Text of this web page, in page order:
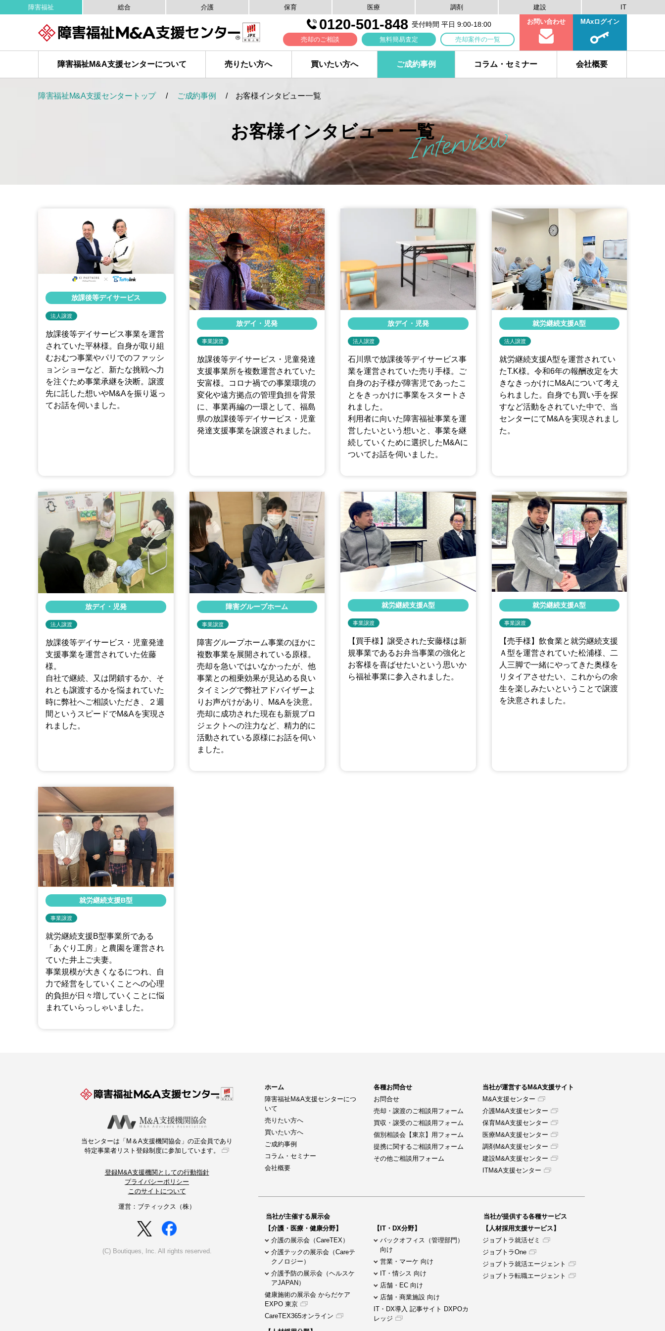
障害福祉 総合 介護 保育 医療 調剤 建設 IT
0120-501-848 受付時間 平日 9:00-18:00
売却のご相談 無料簡易査定 売却案件の一覧
お問い合わせ MAxログイン
障害福祉M&A支援センターについて 売りたい方へ 買いたい方へ ご成約事例 コラム・セミナー 会社概要
障害福祉M&A支援センタートップ ご成約事例 お客様インタビュー一覧
お客様インタビュー 一覧
放課後等デイサービス
法人譲渡
放課後等デイサービス事業を運営
されていた平林様。自身が取り組
むおむつ事業やパリでのファッシ
ョンショーなど、新たな挑戦へ力
を注ぐため事業承継を決断。譲渡
先に託した想いやM&Aを振り返っ
てお話を伺いました。
放デイ・児発
事業譲渡
放課後等デイサービス・児童発達
支援事業所を複数運営されていた
安富様。コロナ禍での事業環境の
変化や遠方拠点の管理負担を背景
に、事業再編の一環として、福島
県の放課後等デイサービス・児童
発達支援事業を譲渡されました。
放デイ・児発
法人譲渡
石川県で放課後等デイサービス事
業を運営されていた売り手様。ご
自身のお子様が障害児であったこ
とをきっかけに事業をスタートさ
れました。
利用者に向いた障害福祉事業を運
営したいという想いと、事業を継
続していくために選択したM&Aに
ついてお話を伺いました。
就労継続支援A型
法人譲渡
就労継続支援A型を運営されてい
たT.K様。令和6年の報酬改定を大
きなきっかけにM&Aについて考え
られました。自身でも買い手を探
すなど活動をされていた中で、当
センターにてM&Aを実現されまし
た。
放デイ・児発
法人譲渡
放課後等デイサービス・児童発達
支援事業を運営されていた佐藤
様。
自社で継続、又は閉鎖するか、そ
れとも譲渡するかを悩まれていた
時に弊社へご相談いただき、２週
間というスピードでM&Aを実現さ
れました。
障害グループホーム
事業譲渡
障害グループホーム事業のほかに
複数事業を展開されている原様。
売却を急いではいなかったが、他
事業との相乗効果が見込める良い
タイミングで弊社アドバイザーよ
りお声がけがあり、M&Aを決意。
売却に成功された現在も新規プロ
ジェクトへの注力など、精力的に
活動されている原様にお話を伺い
ました。
就労継続支援A型
事業譲渡
【買手様】譲受された安藤様は新
規事業であるお弁当事業の強化と
お客様を喜ばせたいという思いか
ら福祉事業に参入されました。
就労継続支援A型
事業譲渡
【売手様】飲食業と就労継続支援
Ａ型を運営されていた松浦様、二
人三脚で一緒にやってきた奥様を
リタイアさせたい、これからの余
生を楽しみたいということで譲渡
を決意されました。
就労継続支援B型
事業譲渡
就労継続支援B型事業所である
「あぐり工房」と農園を運営され
ていた井上ご夫妻。
事業規模が大きくなるにつれ、自
力で経営をしていくことへの心理
的負担が日々増していくことに悩
まれていらっしゃいました。
当センターは「M＆A支援機関協会」の正会員であり
特定事業者リスト登録制度に参加しています。
登録M&A支援機関としての行動指針
プライバシーポリシー
このサイトについて
運営：ブティックス（株）
(C) Boutiques, Inc. All rights reserved.
ホーム
障害福祉M&A支援センターにつ
いて
売りたい方へ
買いたい方へ
ご成約事例
コラム・セミナー
会社概要
各種お問合せ
お問合せ
売却・譲渡のご相談用フォーム
買収・譲受のご相談用フォーム
個別相談会【東京】用フォーム
提携に関するご相談用フォーム
その他ご相談用フォーム
当社が運営するM&A支援サイト
M&A支援センター
介護M&A支援センター
保育M&A支援センター
医療M&A支援センター
調剤M&A支援センター
建設M&A支援センター
ITM&A支援センター
当社が主催する展示会
【介護・医療・健康分野】
介護の展示会（CareTEX）
介護テックの展示会（Careテ
クノロジー）
介護予防の展示会（ヘルスケ
アJAPAN）
健康施術の展示会 からだケア
EXPO 東京
CareTEX365オンライン
【IT・DX分野】
バックオフィス（管理部門）
向け
営業・マーケ 向け
IT・情シス 向け
店舗・EC 向け
店舗・商業施設 向け
IT・DX導入 記事サイト DXPOカ
レッジ
当社が提供する各種サービス
【人材採用支援サービス】
ジョブトラ就活ゼミ
ジョブトラOne
ジョブトラ就活エージェント
ジョブトラ転職エージェント